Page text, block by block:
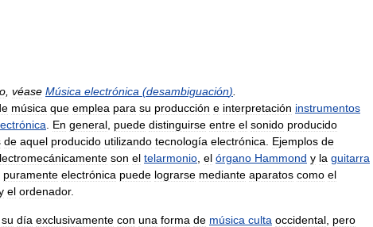
véase Música electrónica (desambiguación)
música que emplea para su producción e interpretación instrumentos
En general puede distinguirse entre el sonido producido
de aquel producido utilizando tecnología electrónica Ejemplos de
son el telarmonio el órgano Hammond y la guitarra
puramente electrónica puede lograrse mediante aparatos como el
el ordenador.
su día exclusivamente con una forma de música culta occidental pero